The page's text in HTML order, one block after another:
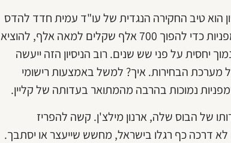
הוא טיב החקירה הנגדית של עו"ד עמית חדד להדס
קליין. הוא ינסה לכרסם עם כפית בערמת הסיגרים והשמפניות כדי להפוך 700 אלף שקלים למאה אלף, להוציא
יחסית על פני שש שנים. רוב הניסיון הזה ייעשה
מערכת הבחירות. איך? למשל באמצעות רישומי
נמוכות בהרבה מהמתואר בעדותה של קליין.
ל־1 בנובמבר הוא עדותו של הבוס שלה, ארנון מילצ'ן. קשה להפריז
המיליארדר בן ה־75. חמש שנים לא דרכה כף רגלו בישראל, מחשש שייעצר או יסתבך.